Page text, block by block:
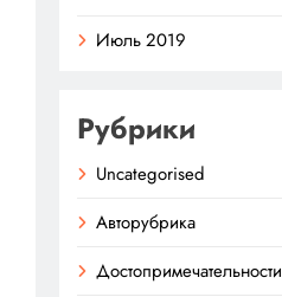
Июль 2019
Рубрики
Uncategorised
Авторубрика
Достопримечательности